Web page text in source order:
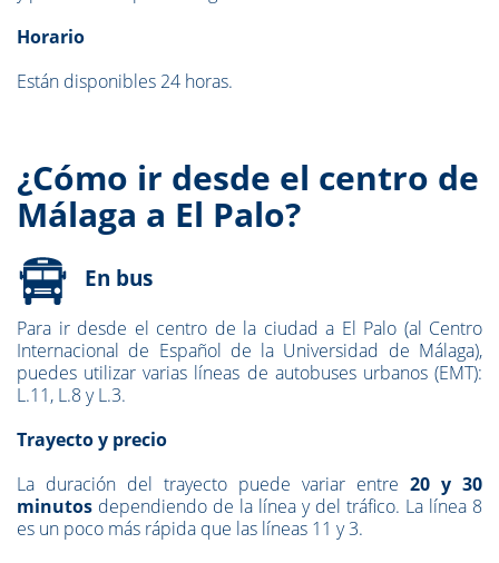
Horario
Están disponibles 24 horas.
¿Cómo ir desde el centro de
Málaga a El Palo?
En bus
Para ir desde el centro de la ciudad a El Palo (al Centro
Internacional de Español de la Universidad de Málaga),
puedes utilizar varias líneas de autobuses urbanos (EMT):
L.11, L.8 y L.3.
Trayecto y precio
La duración del trayecto puede variar entre 20 y 30
minutos dependiendo de la línea y del tráfico. La línea 8
es un poco más rápida que las líneas 11 y 3.